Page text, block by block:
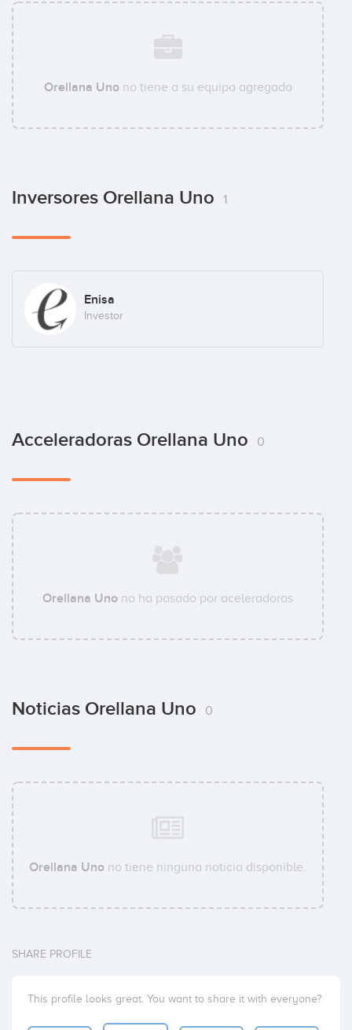
Orellana Unono tiene a su equipo agregado
Inversores Orellana Uno 1
Enisa
Investor
Acceleradoras Orellana Uno 0
Orellana Uno no ha pasado por aceleradoras
Noticias Orellana Uno 0
Orellana Uno no tiene ninguna noticia disponible.
SHARE PROFILE
This profile looks great. You want to share it with everyone?